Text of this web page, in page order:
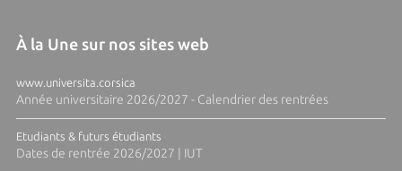
À la Une sur nos sites web
www.universita.corsica
Année universitaire 2026/2027 - Calendrier des rentrées
Etudiants & futurs étudiants
Dates de rentrée 2026/2027 | IUT